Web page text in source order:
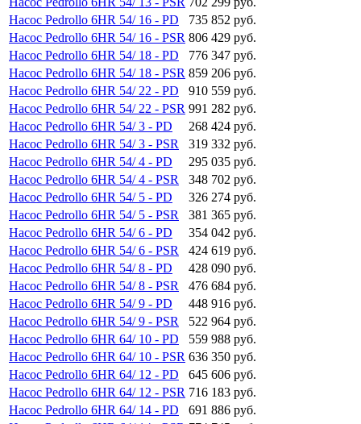
Насос Pedrollo 6HR 54/ 16 - PD
735 852 руб.
Насос Pedrollo 6HR 54/ 16 - PSR 806 429 руб.
Насос Pedrollo 6HR 54/ 18 - PD
776 347 руб.
Насос Pedrollo 6HR 54/ 18 - PSR 859 206 руб.
Насос Pedrollo 6HR 54/ 22 - PD
910 559 руб.
Насос Pedrollo 6HR 54/ 22 - PSR 991 282 руб.
Насос Pedrollo 6HR 54/ 3 - PD
268 424 руб.
Насос Pedrollo 6HR 54/ 3 - PSR
319 332 руб.
Насос Pedrollo 6HR 54/ 4 - PD
295 035 руб.
Насос Pedrollo 6HR 54/ 4 - PSR
348 702 руб.
Насос Pedrollo 6HR 54/ 5 - PD
326 274 руб.
Насос Pedrollo 6HR 54/ 5 - PSR
381 365 руб.
Насос Pedrollo 6HR 54/ 6 - PD
354 042 руб.
Насос Pedrollo 6HR 54/ 6 - PSR
424 619 руб.
Насос Pedrollo 6HR 54/ 8 - PD
428 090 руб.
Насос Pedrollo 6HR 54/ 8 - PSR
476 684 руб.
Насос Pedrollo 6HR 54/ 9 - PD
448 916 руб.
Насос Pedrollo 6HR 54/ 9 - PSR
522 964 руб.
Насос Pedrollo 6HR 64/ 10 - PD
559 988 руб.
Насос Pedrollo 6HR 64/ 10 - PSR 636 350 руб.
Насос Pedrollo 6HR 64/ 12 - PD
645 606 руб.
Насос Pedrollo 6HR 64/ 12 - PSR 716 183 руб.
Насос Pedrollo 6HR 64/ 14 - PD
691 886 руб.